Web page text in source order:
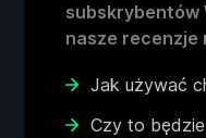
subskrybentów
nasze recenzje
Jak używać
Czy to będzie